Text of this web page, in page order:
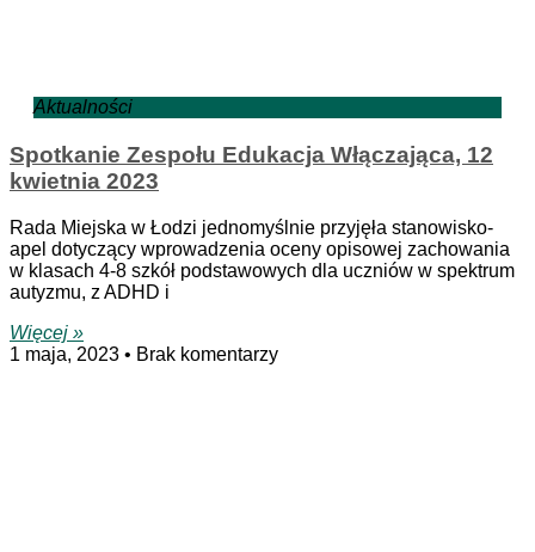
Aktualności
Spotkanie Zespołu Edukacja Włączająca, 12
kwietnia 2023
Rada Miejska w Łodzi jednomyślnie przyjęła stanowisko-
apel dotyczący wprowadzenia oceny opisowej zachowania
w klasach 4-8 szkół podstawowych dla uczniów w spektrum
autyzmu, z ADHD i
Więcej »
1 maja, 2023
Brak komentarzy